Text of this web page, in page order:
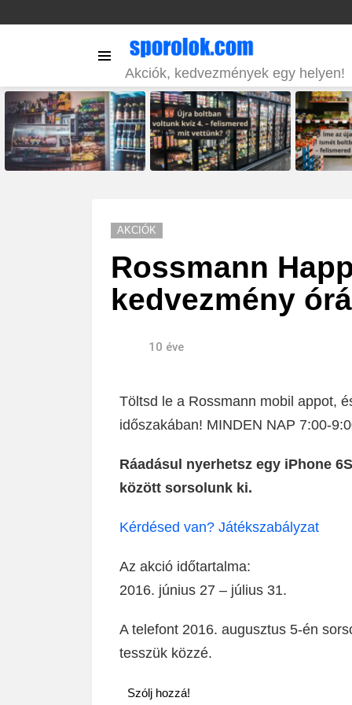
Akciók, kedvezmények egy helyen!
STORIES
AKCIÓK
Rossmann
kedvezmény
10 éve
Töltsd le a Rossmann mobil appot,
időszakában! MINDEN NAP 7:00-
Ráadásul nyerhetsz egy iPhone
között sorsolunk ki.
Kérdésed van? Játékszabályzat
Az akció időtartalma:
2016. június 27 – július 31.
A telefont 2016. augusztus 5-én
tesszük közzé.
Szólj hozzá!